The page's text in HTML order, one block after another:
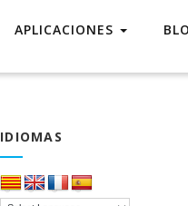
APLICACIONES
IDIOMAS